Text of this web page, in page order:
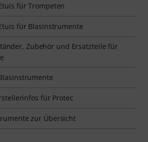
für Trompeten
für Blasinstrumente
Zubehör und Ersatzteile für
für Protec
zur Übersicht